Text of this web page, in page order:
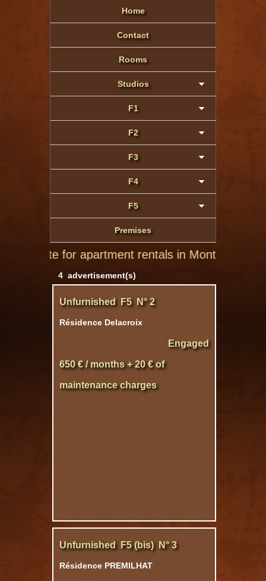
Home
Contact
Rooms
Studios
F1
F2
F3
F4
F5
Premises
for apartment rentals in Montluçon of private
4 advertisement(s)
Unfurnished F5 N° 2
Résidence Delacroix
Engaged
650 € / months + 20 € of
maintenance charges
Unfurnished F5 (bis) N° 3
Résidence PREMILHAT